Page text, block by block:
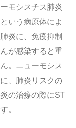
モシスチス肺炎
いう病原体によ
炎に、免疫抑制
が感染すると重
。ニューモシス
、肺炎リスクの
の治療の際にST
。